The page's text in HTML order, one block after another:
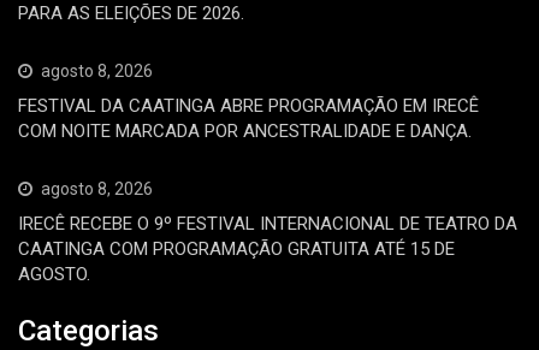
PARA AS ELEIÇÕES DE 2026.
agosto 8, 2026
FESTIVAL DA CAATINGA ABRE PROGRAMAÇÃO EM IRECÊ
COM NOITE MARCADA POR ANCESTRALIDADE E DANÇA.
agosto 8, 2026
IRECÊ RECEBE O 9º FESTIVAL INTERNACIONAL DE TEATRO DA
CAATINGA COM PROGRAMAÇÃO GRATUITA ATÉ 15 DE
AGOSTO.
Categorias